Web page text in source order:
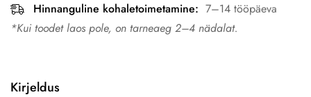
Hinnanguline kohaletoimetamine: 7–14 tööpäeva
*Kui toodet laos pole, on tarneaeg 2–4 nädalat.
Kirjeldus